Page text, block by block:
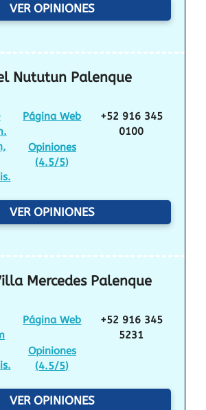
VER OPINIONES
Nututun Palenque
Página Web
Opiniones
(4.5/5)
+52 916 345
0100
VER OPINIONES
Mercedes Palenque
Página Web
Opiniones
(4.5/5)
+52 916 345
5231
VER OPINIONES